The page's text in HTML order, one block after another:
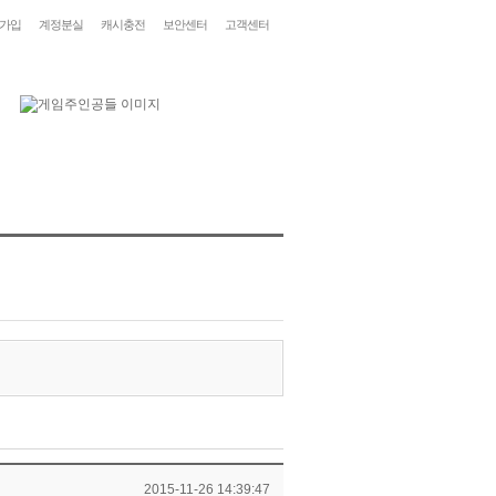
입 계정분실 캐시충전 보안센터 고객센터
2015-11-26 14:39:47